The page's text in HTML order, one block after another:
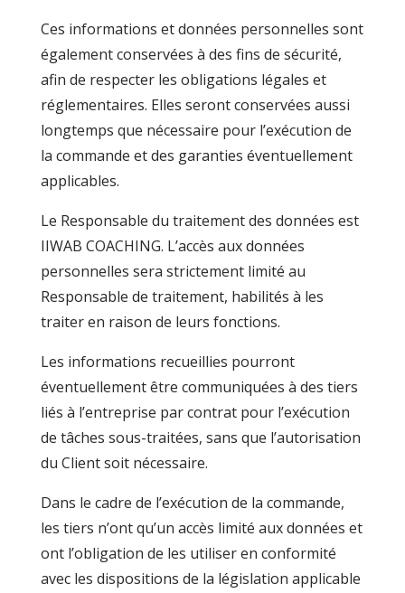
Ces informations et données personnelles sont
également conservées à des fins de sécurité,
afin de respecter les obligations légales et
réglementaires. Elles seront conservées aussi
longtemps que nécessaire pour l’exécution de
la commande et des garanties éventuellement
applicables.
Le Responsable du traitement des données est
IIWAB COACHING. L’accès aux données
personnelles sera strictement limité au
Responsable de traitement, habilités à les
traiter en raison de leurs fonctions.
Les informations recueillies pourront
éventuellement être communiquées à des tiers
liés à l’entreprise par contrat pour l’exécution
de tâches sous-traitées, sans que l’autorisation
du Client soit nécessaire.
Dans le cadre de l’exécution de la commande,
les tiers n’ont qu’un accès limité aux données et
ont l’obligation de les utiliser en conformité
avec les dispositions de la législation applicable